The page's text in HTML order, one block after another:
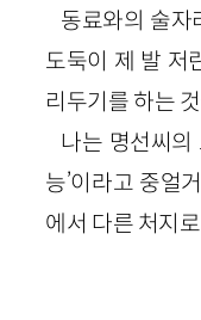
동료와의 술자
도둑이 제 발 저
리두기를 하는
나는 명선씨의
능’이라고 중얼
에서 다른 처지